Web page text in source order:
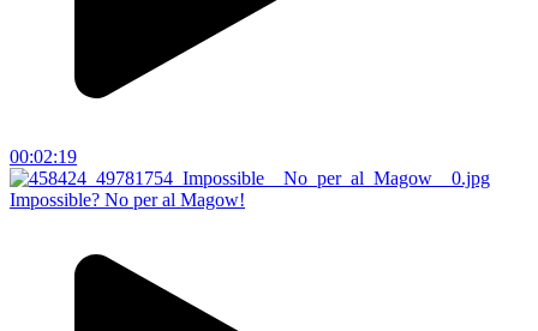
00:02:19
Impossible? No per al Magow!